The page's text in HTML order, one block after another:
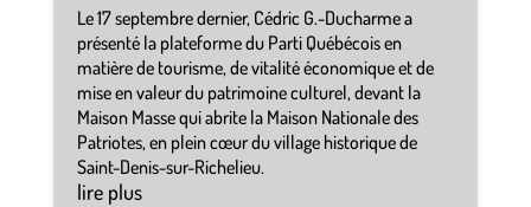
Le 17 septembre dernier, Cédric G.-Ducharme a
présenté la plateforme du Parti Québécois en
matière de tourisme, de vitalité économique et de
mise en valeur du patrimoine culturel, devant la
Maison Masse qui abrite la Maison Nationale des
Patriotes, en plein cœur du village historique de
Saint-Denis-sur-Richelieu.
lire plus